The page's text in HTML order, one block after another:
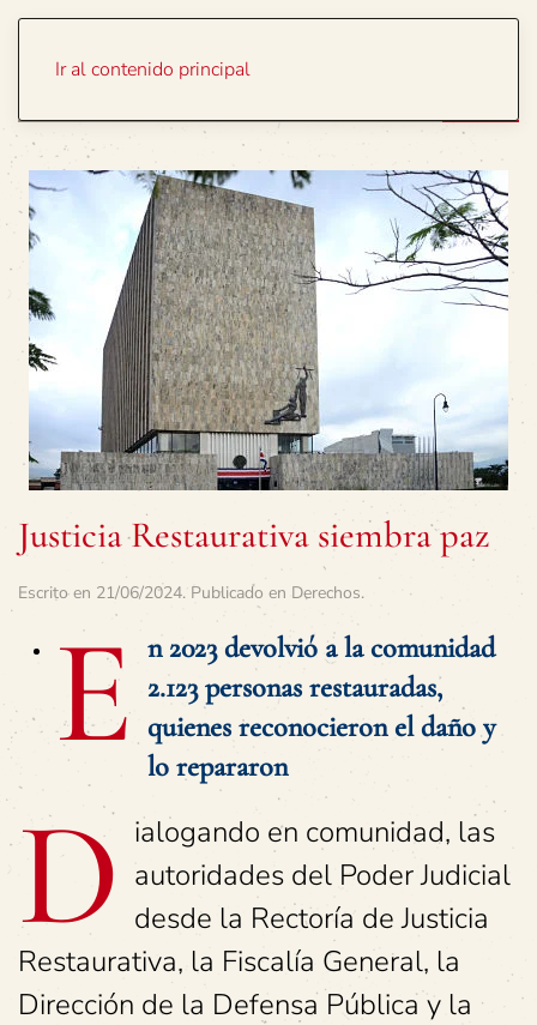
Ir al contenido principal
Justicia Restaurativa siembra paz
Escrito en 21/06/2024. Publicado en Derechos.
E n 2023 devolvió a la comunidad
2.123 personas restauradas,
quienes reconocieron el daño y
lo repararon
D ialogando en comunidad, las
autoridades del Poder Judicial
desde la Rectoría de Justicia
Restaurativa, la Fiscalía General, la
Dirección de la Defensa Pública y la